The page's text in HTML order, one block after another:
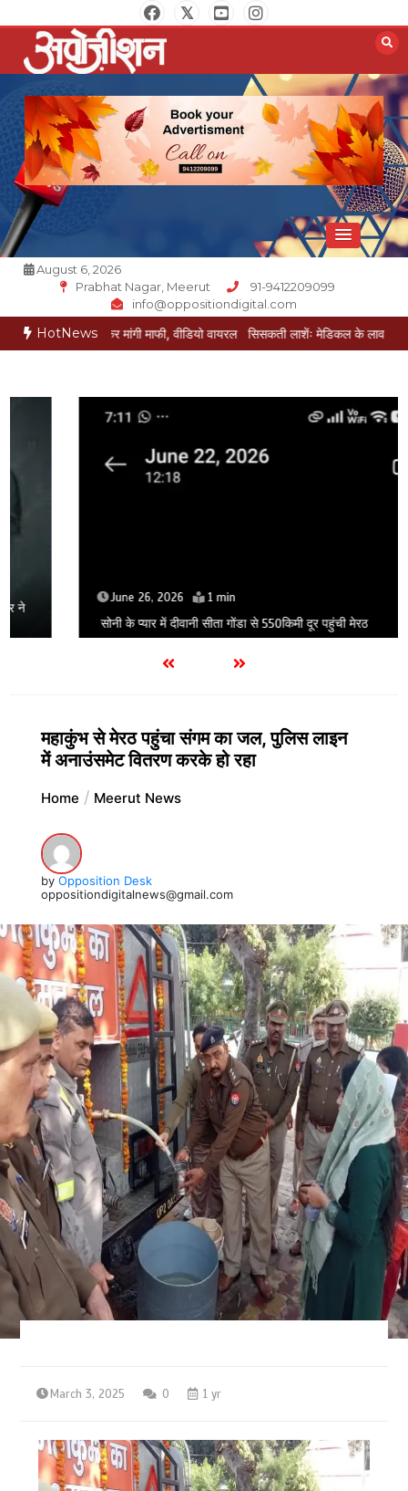
to
content
Opposition Digital
August 6, 2026
Prabhat Nagar, Meerut
91-9412209099
info@oppositiondigital.com
HotNews
मांगी माफी, वीडियो वायरल सिसकती लाशेंः मेडिकल के लावारिस वार्ड में मरीज मौत
June 26, 2026 1 min
सोनी के प्यार में दीवानी सीता गोंडा से 550किमी दूर पहुंची मेरठ
महाकुंभ से मेरठ पहुंचा संगम का जल, पुलिस लाइन
में अनाउंसमेट वितरण करके हो रहा
Home Meerut News
by Opposition Desk
oppositiondigitalnews@gmail.com
March 3, 2025 0 1 yr